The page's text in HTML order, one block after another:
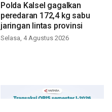
Polda Kalsel gagalkan
peredaran 172,4 kg sabu
jaringan lintas provinsi
Selasa, 4 Agustus 2026